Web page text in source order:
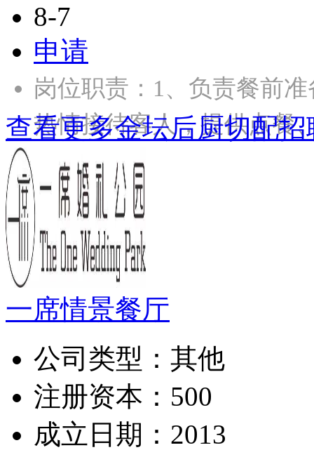
8-7
申请
岗位职责：1、负责餐前
热情接待客人，提供点
查看更多金坛后厨切配招
一席情景餐厅
公司类型： 其他
注册资本： 500
成立日期： 2013